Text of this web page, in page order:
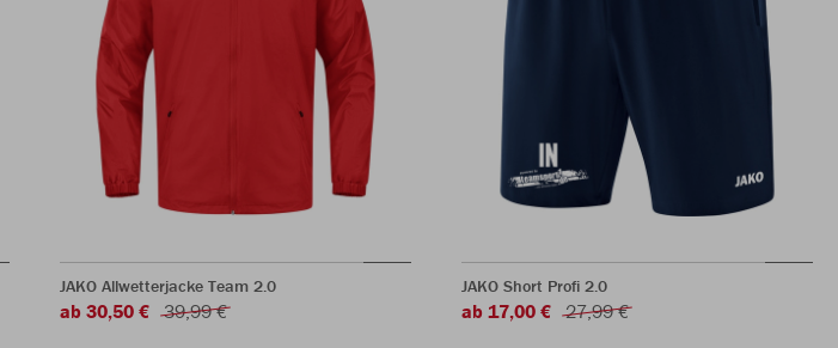
JAKO Allwetterjacke Team 2.0
ab 30,50 € 39,99 €
JAKO Short Profi 2.0
ab 17,00 € 27,99 €